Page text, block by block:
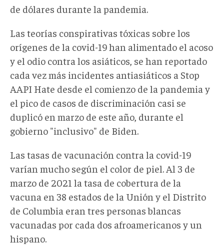
de dólares durante la pandemia.
Las teorías conspirativas tóxicas sobre los
orígenes de la covid-19 han alimentado el acoso
y el odio contra los asiáticos, se han reportado
cada vez más incidentes antiasiáticos a Stop
AAPI Hate desde el comienzo de la pandemia y
el pico de casos de discriminación casi se
duplicó en marzo de este año, durante el
gobierno "inclusivo" de Biden.
Las tasas de vacunación contra la covid-19
varían mucho según el color de piel. Al 3 de
marzo de 2021 la tasa de cobertura de la
vacuna en 38 estados de la Unión y el Distrito
de Columbia eran tres personas blancas
vacunadas por cada dos afroamericanos y un
hispano.